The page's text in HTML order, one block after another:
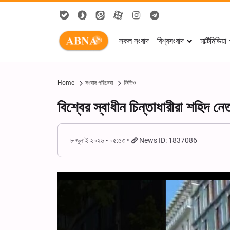
সকল সংবাদ বিশ্বসংবাদ মাল্টিমিডিয়া
Home সংবাদ পরিষেবা ভিডিও
বিশ্বের স্বাধীন চিন্তাধারীরা
৮ জুলাই ২০২৬ - ০৫:৫৩ News ID: 1837086